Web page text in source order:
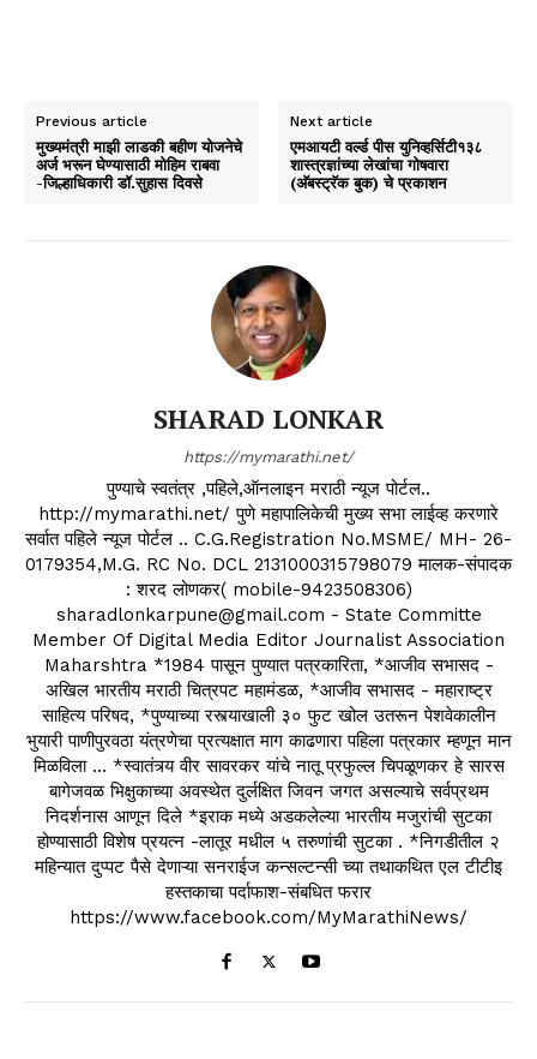
Previous article
मुख्यमंत्री माझी लाडकी बहीण योजनेचे
अर्ज भरून घेण्यासाठी मोहिम राबवा
-जिल्हाधिकारी डॉ.सुहास दिवसे
Next article
एमआयटी वर्ल्ड पीस युनिव्हर्सिटी१३८
शास्त्रज्ञांच्या लेखांचा गोषवारा
(अ‍ॅबस्ट्रॅक बुक) चे प्रकाशन
SHARAD LONKAR
https://mymarathi.net/
पुण्याचे स्वतंत्र ,पहिले,ऑनलाइन मराठी न्यूज पोर्टल..
http://mymarathi.net/ पुणे महापालिकेची मुख्य सभा लाईव्ह करणारे
सर्वात पहिले न्यूज पोर्टल .. C.G.Registration No.MSME/ MH- 26-
0179354,M.G. RC No. DCL 2131000315798079 मालक-संपादक
: शरद लोणकर( mobile-9423508306)
sharadlonkarpune@gmail.com - State Committe
Member Of Digital Media Editor Journalist Association
Maharshtra *1984 पासून पुण्यात पत्रकारिता, *आजीव सभासद -
अखिल भारतीय मराठी चित्रपट महामंडळ, *आजीव सभासद - महाराष्ट्र
साहित्य परिषद, *पुण्याच्या रस्त्याखाली ३० फुट खोल उतरून पेशवेकालीन
भुयारी पाणीपुरवठा यंत्रणेचा प्रत्यक्षात माग काढणारा पहिला पत्रकार म्हणून मान
मिळविला ... *स्वातंत्र्य वीर सावरकर यांचे नातू प्रफुल्ल चिपळूणकर हे सारस
बागेजवळ भिक्षुकाच्या अवस्थेत दुर्लक्षित जिवन जगत असल्याचे सर्वप्रथम
निदर्शनास आणून दिले *इराक मध्ये अडकलेल्या भारतीय मजुरांची सुटका
होण्यासाठी विशेष प्रयत्न -लातूर मधील ५ तरुणांची सुटका . *निगडीतील २
महिन्यात दुप्पट पैसे देणाऱ्या सनराईज कन्सल्टन्सी च्या तथाकथित एल टीटीइ
हस्तकाचा पर्दाफाश-संबधित फरार
https://www.facebook.com/MyMarathiNews/